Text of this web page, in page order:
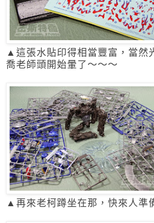
▲這張水貼印得相當豐富，當然
喬老師頭開始暈了～～～
▲再來老柯蹲坐在那，快來人準